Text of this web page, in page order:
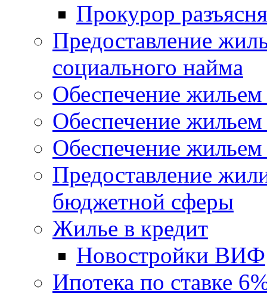
Прокурор
Предоставление
социального найма
Обеспечение
Обеспечение
Обеспечение жильем
Предоставление
бюджетной сферы
Жилье в кредит
Новостройки ВИФ
Ипотека по ставке